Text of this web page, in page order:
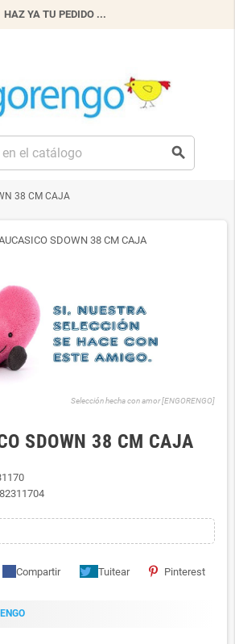
HAZ YA TU PEDIDO ...
search
38 CM CAJA
Selección hecha con amor [ENGORENGO]
SDOWN 38 CM CAJA
Compartir Tuitear Pinterest